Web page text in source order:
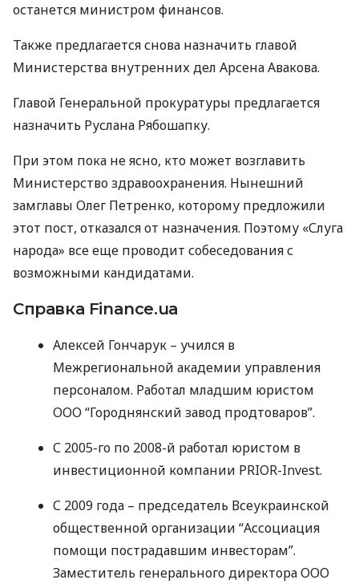
останется министром финансов.
Также предлагается снова назначить главой
Министерства внутренних дел Арсена Авакова.
Главой Генеральной прокуратуры предлагается
назначить Руслана Рябошапку.
При этом пока не ясно, кто может возглавить
Министерство здравоохранения. Нынешний
замглавы Олег Петренко, которому предложили
этот пост, отказался от назначения. Поэтому «Слуга
народа» все еще проводит собеседования с
возможными кандидатами.
Справка Finance.ua
Алексей Гончарук – учился в
Межрегиональной академии управления
персоналом. Работал младшим юристом
ООО “Городнянский завод продтоваров”.
С 2005-го по 2008-й работал юристом в
инвестиционной компании PRIOR-Invest.
С 2009 года – председатель Всеукраинской
общественной организации “Ассоциация
помощи пострадавшим инвесторам”.
Заместитель генерального директораООО